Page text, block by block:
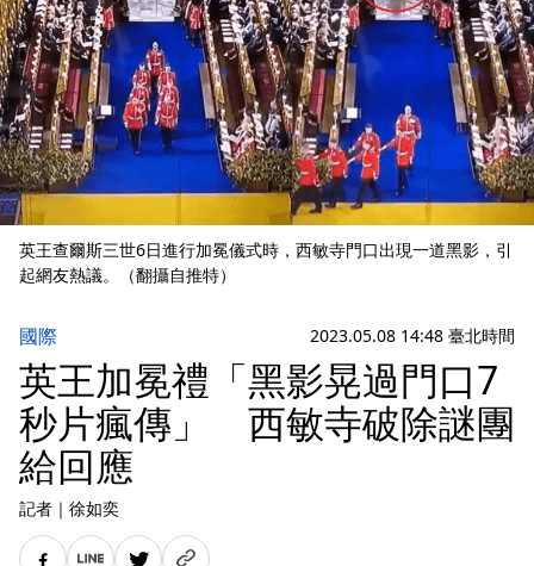
英王查爾斯三世6日進行加冕儀式時，西敏寺門口出現一道黑影，引
起網友熱議。（翻攝自推特）
國際 2023.05.08 14:48 臺北時間
英王加冕禮「黑影晃過門口7
秒片瘋傳」 西敏寺破除謎團
給回應
記者 ｜ 徐如奕